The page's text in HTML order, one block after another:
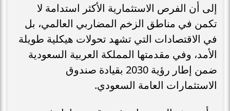
إلى أن الفرص الاستثمارية الأكثر استدامة لا
تكمن في مناطق الزخم المضاربي العالمي، بل
في الاقتصادات التي تشهد تحولات هيكلية طويلة
الأمد، وفي مقدمتها المملكة العربية السعودية
ضمن إطار رؤية 2030 بقيادة صندوق
الاستثمارات العامة السعودي.